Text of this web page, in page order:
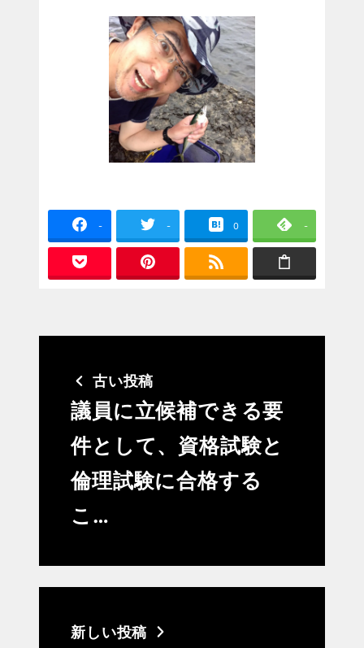
- - 0 -
古い投稿
議員に立候補できる要
件として、資格試験と
倫理試験に合格する
こ…
新しい投稿